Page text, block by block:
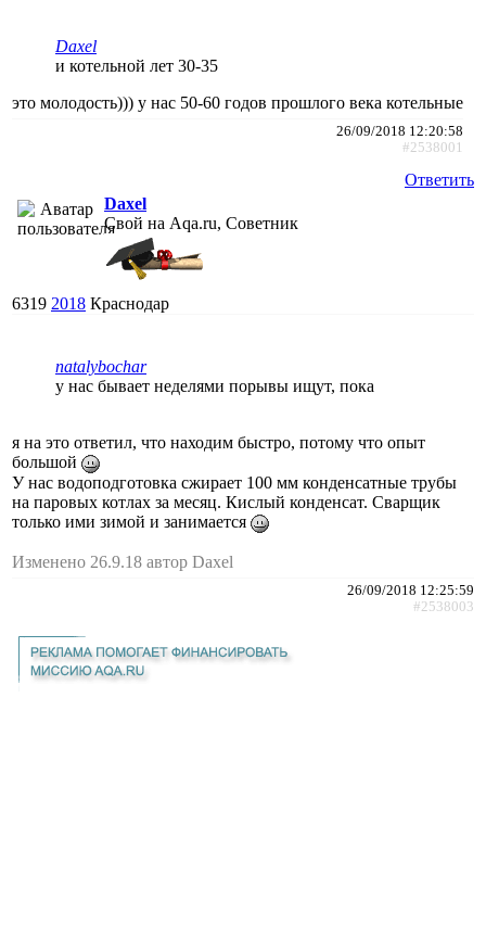
Daxel
и котельной лет 30-35
это молодость))) у нас 50-60 годов прошлого века котельные
26/09/2018 12:20:58
#2538001
Ответить
Daxel
Свой на Aqa.ru, Советник
6319 2018 Краснодар
natalybochar
у нас бывает неделями порывы ищут, пока
я на это ответил, что находим быстро, потому что опыт
большой
У нас водоподготовка сжирает 100 мм конденсатные трубы
на паровых котлах за месяц. Кислый конденсат. Сварщик
только ими зимой и занимается
Изменено 26.9.18 автор Daxel
26/09/2018 12:25:59
#2538003